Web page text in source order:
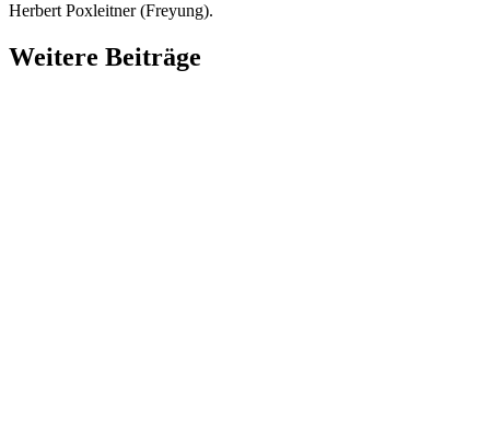
Herbert Poxleitner (Freyung).
Weitere Beiträge